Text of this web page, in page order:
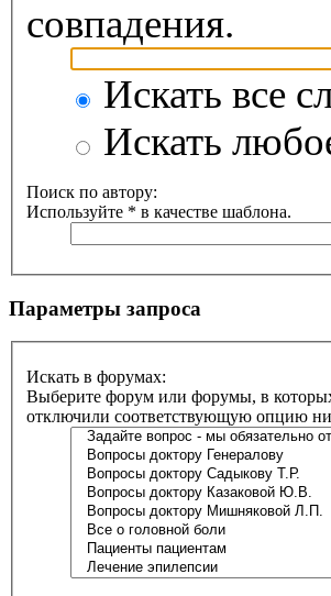
совпадения.
Искать все
Искать
Поиск по автору:
Используйте * в качестве шаблона.
Параметры запроса
Искать в форумах:
Выберите форум или форумы, в
отключили соответствующую опцию